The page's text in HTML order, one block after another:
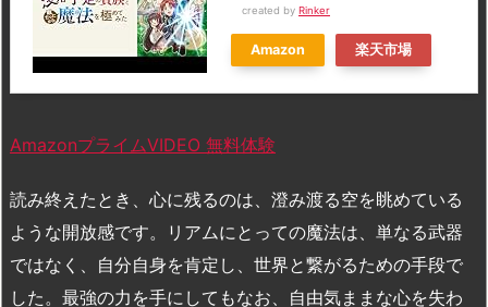
created by Rinker
Amazon 楽天市場
AmazonプライムVIDEO 無料体験
読み終えたとき、心に残るのは、澄み渡る空を眺めている
ような開放感です。リアムにとっての魔法は、単なる武器
ではなく、自分自身を肯定し、世界と繋がるための手段で
した。最強の力を手にしてもなお、自由気ままな心を失わ